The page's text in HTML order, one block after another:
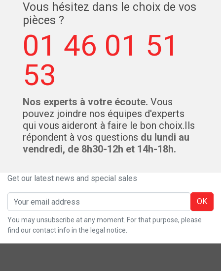
Vous hésitez dans le choix de vos
pièces ?
01 46 01 51
53
Nos experts à votre écoute. Vous
pouvez joindre nos équipes d'experts
qui vous aideront à faire le bon choix.Ils
répondent à vos questions du lundi au
vendredi, de 8h30-12h et 14h-18h.
Get our latest news and special sales
OK
You may unsubscribe at any moment. For that purpose, please
find our contact info in the legal notice.